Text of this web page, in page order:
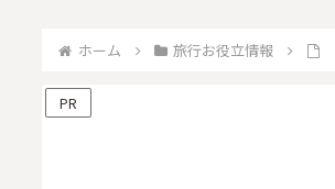
ホーム 旅行お役立情報
PR